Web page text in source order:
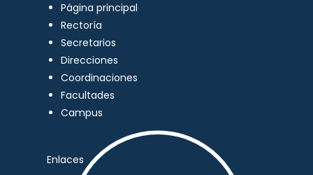
Página principal
Rectoría
Secretarios
Direcciones
Coordinaciones
Facultades
Campus
Enlaces